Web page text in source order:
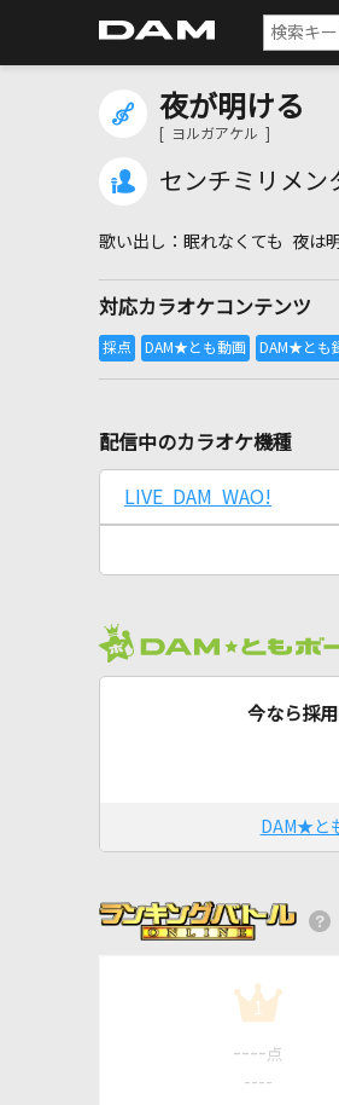
夜が明ける
[ ヨルガアケル ]
センチミリメン
眠れなくても 夜は
対応カラオケコンテンツ
配信中のカラオケ機種
LIVE DAM WAO!
今なら採
DAM★と
1
---- 点
----